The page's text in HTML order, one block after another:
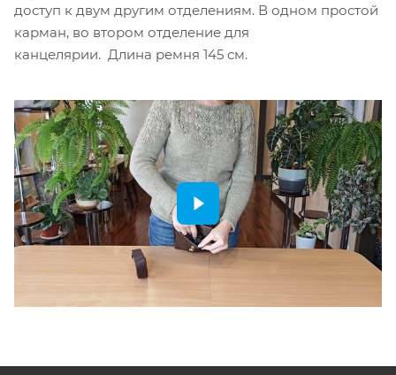
доступ к двум другим отделениям. В одном простой
карман, во втором отделение для
канцелярии. Длина ремня 145 см.